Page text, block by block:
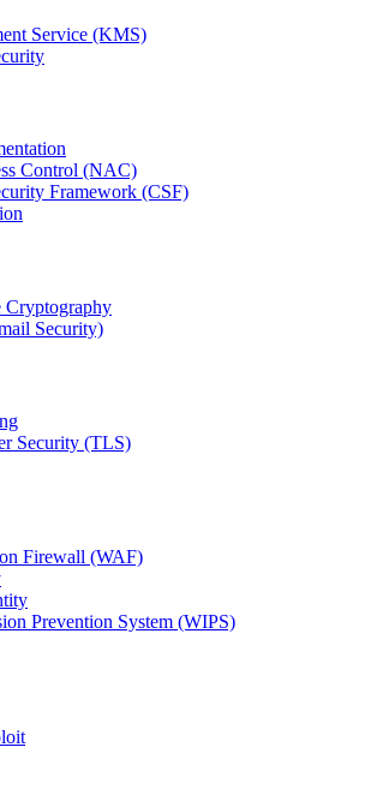
Service (KMS)
Control (NAC)
Framework (CSF)
Cryptography
Security)
Security (TLS)
Firewall (WAF)
Prevention System (WIPS)